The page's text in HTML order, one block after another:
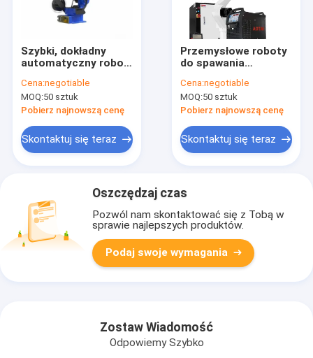
Szybki, dokładny
automatyczny robot
Obciążenie 5 kg z
poziomem ochrony
IP50
Cena:negotiable
MOQ:50 sztuk
Pobierz najnowszą cenę
Skontaktuj się teraz
Przemysłowe roboty
do spawania
2,00 kW do
automatycznego
natryskiwania
Cena:negotiable
MOQ:50 sztuk
Pobierz najnowszą cenę
Skontaktuj się teraz
Oszczędzaj czas
Pozwól nam skontaktować się z Tobą w
sprawie najlepszych produktów.
Podaj swoje wymagania
Zostaw Wiadomość
Odpowiemy Szybko